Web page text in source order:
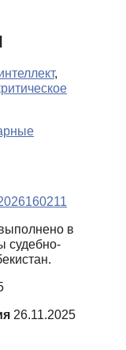
,
в
судебно-
26.11.2025